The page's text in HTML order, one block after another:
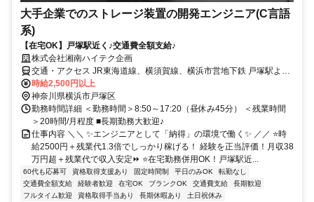
大手企業でのストレージ装置の開発エンジニア(C言語
系)
【在宅OK】戸塚駅近く♪交通費全額支給♪
株式会社湘南ハイテク企画
交通・アクセス JR東海道線、横須賀線、横浜市営地下鉄 戸塚駅より
徒歩約10分 ※リモート併用OK
時給2,500円以上
神奈川県横浜市戸塚区
勤務時間詳細 ＜勤務時間＞8:50～17:20（昼休み45分） ＜残業時間
＞20時間/月程度 ■長期勤務大歓迎♪
仕事内容 ＼＼ ✨エンジニアとして「納得」の環境で働く✨ ／／ ⭐時
給2500円＋残業代1.3倍でしっかり稼げる！ 経験を正当評価！月収38
万円超＋残業代で収入安定⏩ ⭐在宅勤務併用OK！戸塚駅近...
60代も応募可 資格取得支援あり 固定時間制 平日のみOK
転勤なし
交通費全額支給
経験者歓迎 在宅OK ブランクOK 交通費支給
長期歓迎
フルタイム歓迎
資格取得手当あり 長期休暇あり 土日祝休み